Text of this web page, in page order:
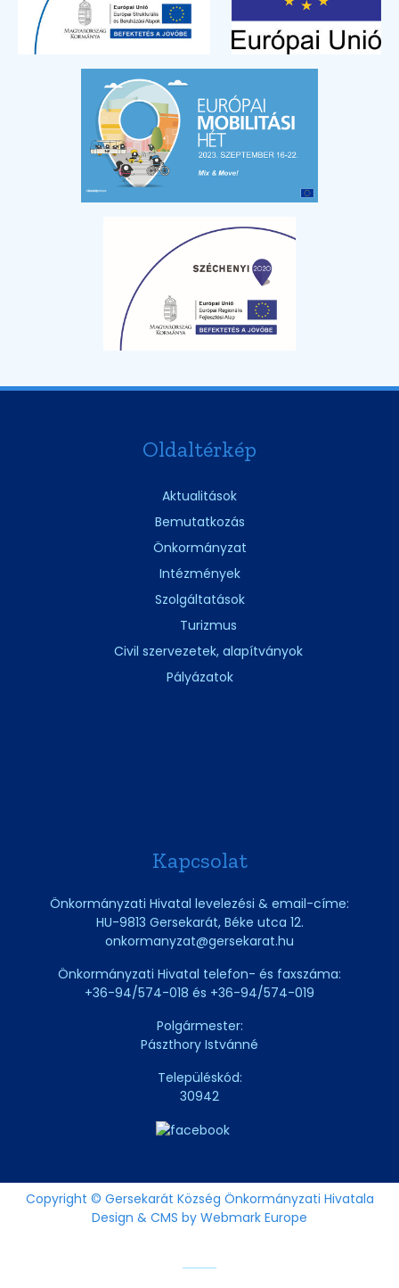
Oldaltérkép
Aktualitások
Bemutatkozás
Önkormányzat
Intézmények
Szolgáltatások
Turizmus
Civil szervezetek, alapítványok
Pályázatok
Kapcsolat
Önkormányzati Hivatal levelezési & email-címe:
HU-9813 Gersekarát, Béke utca 12.
onkormanyzat@gersekarat.hu
Önkormányzati Hivatal telefon- és faxszáma:
+36-94/574-018 és +36-94/574-019
Polgármester:
Pászthory Istvánné
Településkód:
30942
Copyright © Gersekarát Község Önkormányzati Hivatala
Design & CMS by Webmark Europe